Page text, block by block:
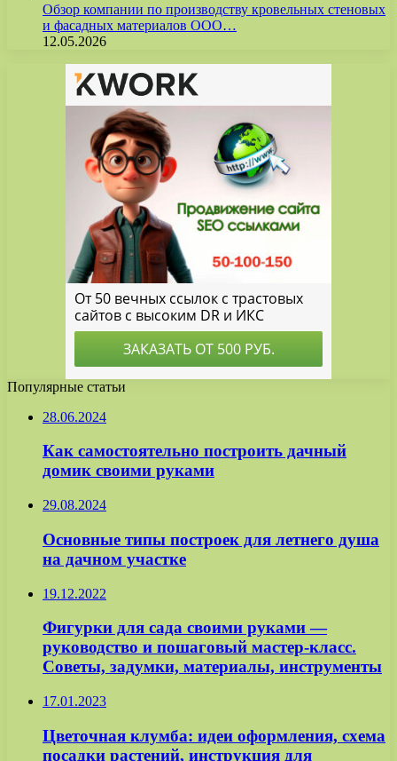
Обзор компании по производству кровельных стеновых
и фасадных материалов ООО…
12.05.2026
Популярные статьи
28.06.2024
Как самостоятельно построить дачный
домик своими руками
29.08.2024
Основные типы построек для летнего душа
на дачном участке
19.12.2022
Фигурки для сада своими руками —
руководство и пошаговый мастер-класс.
Советы, задумки, материалы, инструменты
17.01.2023
Цветочная клумба: идеи оформления, схема
посадки растений, инструкция для